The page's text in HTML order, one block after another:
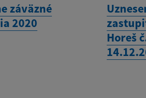
záväzné
2020
Horeš